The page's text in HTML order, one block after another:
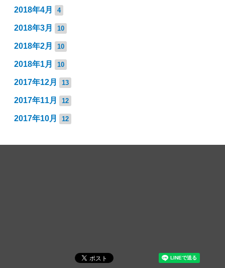
2018年4月 4
2018年3月 10
2018年2月 10
2018年1月 10
2017年12月 13
2017年11月 12
2017年10月 12